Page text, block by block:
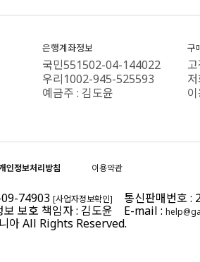
은행계좌정보
국민551502-04-144022
우리1002-945-525593
예금주 : 김도윤
구
인정보처리방침 이용약관
74903 [사업자정보확인]
통신판매번호 :
보 보호 책임자 : 김도윤 E-mail :
아 All Rights Reserved.